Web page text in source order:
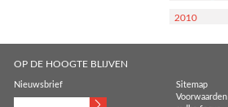
2010
OP DE HOOGTE BLIJVEN
Nieuwsbrief
Sitemap
Voorwaarden